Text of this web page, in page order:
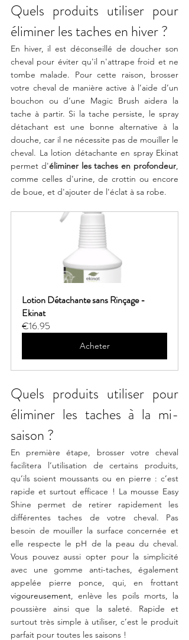
Quels produits utiliser pour
éliminer les taches en hiver ?
En hiver, il est déconseillé de doucher son
cheval pour éviter qu'il n'attrape froid et ne
tombe malade. Pour cette raison, brosser
votre cheval de manière active à l’aide d’un
bouchon ou d’une Magic Brush aidera la
tache à partir. Si la tache persiste, le spray
détachant est une bonne alternative à la
douche, car il ne nécessite pas de mouiller le
cheval. La lotion détachante en spray Ekinat
permet d'éliminer les taches en profondeur,
comme celles d'urine, de crottin ou encore
de boue, et d'ajouter de l'éclat à sa robe.
Lotion Détachante sans Rinçage -
Ekinat
€16.95
Acheter
Quels produits utiliser pour
éliminer les taches à la mi-
saison ?
En première étape, brosser votre cheval
facilitera l’utilisation de certains produits,
qu’ils soient moussants ou en pierre : c’est
rapide et surtout efficace ! La mousse Easy
Shine permet de retirer rapidement les
différentes taches de votre cheval. Pas
besoin de mouiller la surface concernée et
elle respecte le pH de la peau du cheval.
Vous pouvez aussi opter pour la simplicité
avec une gomme anti-taches, également
vigoureusement, enlève les poils morts, la
poussière ainsi que la saleté. Rapide et
surtout très simple à utiliser, c’est le produit
parfait pour toutes les saisons !